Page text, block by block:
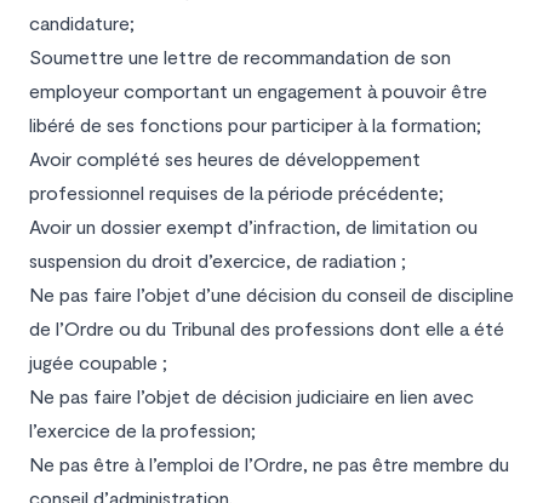
candidature;
Soumettre une lettre de recommandation de son
employeur comportant un engagement à pouvoir être
libéré de ses fonctions pour participer à la formation;
Avoir complété ses heures de développement
professionnel requises de la période précédente;
Avoir un dossier exempt d’infraction, de limitation ou
suspension du droit d’exercice, de radiation ;
Ne pas faire l’objet d’une décision du conseil de discipline
de l’Ordre ou du Tribunal des professions dont elle a été
jugée coupable ;
Ne pas faire l’objet de décision judiciaire en lien avec
l’exercice de la profession;
Ne pas être à l’emploi de l’Ordre, ne pas être membre du
conseil d’administration.